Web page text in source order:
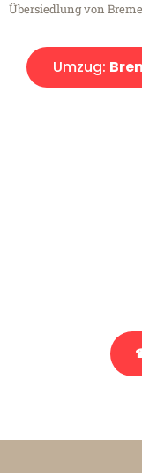
Übersiedlung von
Umzug: